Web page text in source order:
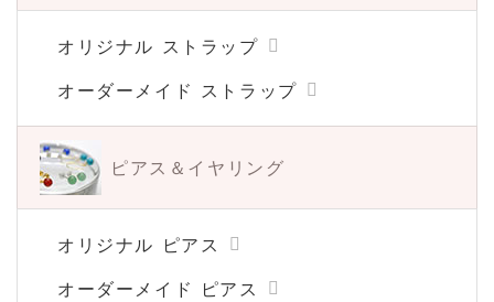
オリジナル ストラップ
オーダーメイド ストラップ
ピアス＆イヤリング
オリジナル ピアス
オーダーメイド ピアス